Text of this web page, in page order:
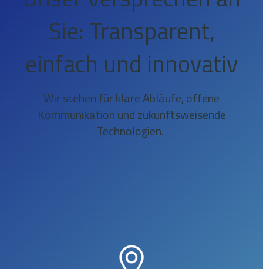
Sie: Transparent,
einfach und innovativ
Wir stehen für klare Abläufe, offene
Kommunikation und zukunftsweisende
Technologien.